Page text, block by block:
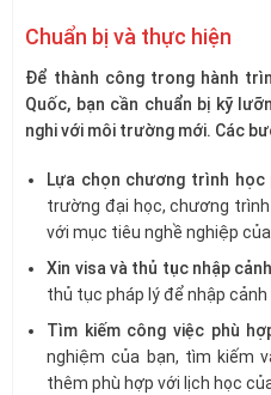
Chuẩn bị và thực hiện
Để thành công trong hành
Quốc, bạn cần chuẩn bị kỹ
nghi với môi trường mới. Các
Lựa chọn chương trình học
trường đại học, chương
với mục tiêu nghề nghiệp của
Xin visa và thủ tục nhập
thủ tục pháp lý để nhập cảnh
Tìm kiếm công việc phù
nghiệm của bạn, tìm kiếm
thêm phù hợp với lịch học